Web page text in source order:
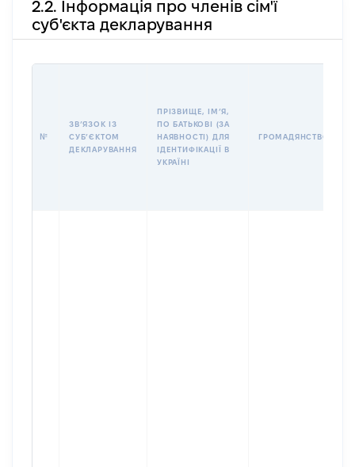
2.2. Інформація про членів сім'ї
суб'єкта декларування
№
ЗВʼЯЗОК ІЗ
СУБʼЄКТОМ
ДЕКЛАРУВАННЯ
ПРІЗВИЩЕ, ІМʼЯ,
ПО БАТЬКОВІ (ЗА
НАЯВНОСТІ) ДЛЯ
ІДЕНТИФІКАЦІЇ В
УКРАЇНІ
ГРОМАДЯНСТВО